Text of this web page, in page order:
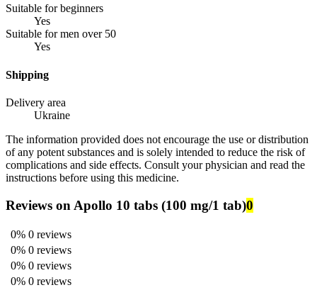
Suitable for beginners
Yes
Suitable for men over 50
Yes
Shipping
Delivery area
Ukraine
The information provided does not encourage the use or distribution
of any potent substances and is solely intended to reduce the risk of
complications and side effects. Consult your physician and read the
instructions before using this medicine.
Reviews on Apollo 10 tabs (100 mg/1 tab)0
0% 0 reviews
0% 0 reviews
0% 0 reviews
0% 0 reviews